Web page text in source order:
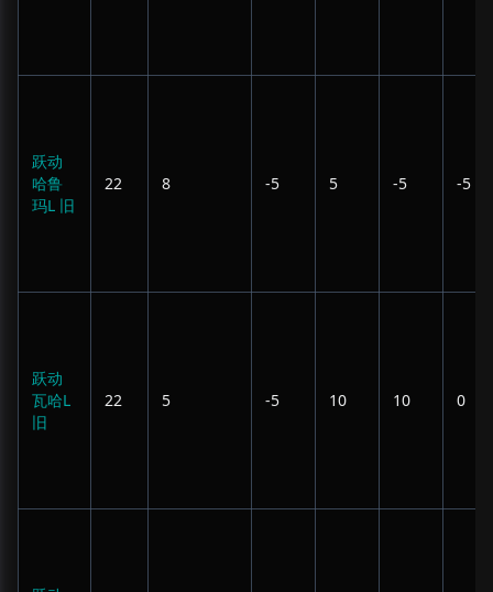
跃动
哈鲁
玛L 旧
22 8 -5 5 -5 -5
跃动
瓦哈L
旧
22 5 -5 10 10 0